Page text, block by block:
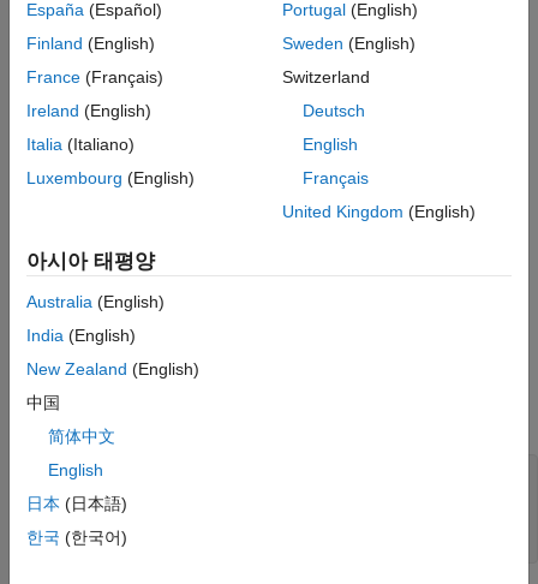
좌표축 도구 모음을 사용자 지정하기.
내장된 상호 작용을 사용자 지정하기.
좌표축 도구 모음 확장, 축소 또는 제거하기
좌표축 도구 모음을 확장하거나 축소하려면
Expanded속성을 각각
이후)좌표축 도구 모음을 제거하려면
다음 제거합니다.
f = figure;
ax = axes(f);
ax.Toolbar.Expanded =
España (Español)
Finland (English)
France (Français)
Ireland (English)
Italia (Italiano)
Luxembourg (English)
Portugal(English)
Sweden (English)
Switzerland
Deutsch
English
Français
United Kingdom (English)
아시아 태평양
Australia (English)
India (English)
New Zealand (English)
中国
简体中文
English
日本 (日本語)
한국 (한국어)